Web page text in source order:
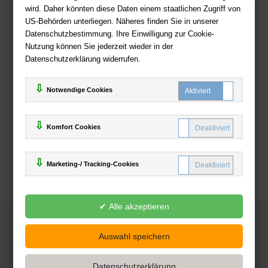
wird. Daher könnten diese Daten einem staatlichen Zugriff von
US-Behörden unterliegen. Näheres finden Sie in unserer
Datenschutzbestimmung. Ihre Einwilligung zur Cookie-
Nutzung können Sie jederzeit wieder in der
Datenschutzerklärung widerrufen.
Notwendige Cookies
Komfort Cookies
Marketing-/ Tracking-Cookies
Zahlweisen
Deutsche-Buchhandlung.de
www.deutsche-buchhandlung.de ist ein Angebot der
Handelsgesellschaft mbH
Powered by Inooga